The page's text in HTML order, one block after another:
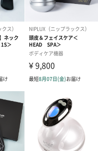
ッセージカ
you）ピ
）
【誕生日】
Birthday ホワ
刷なし）（
。